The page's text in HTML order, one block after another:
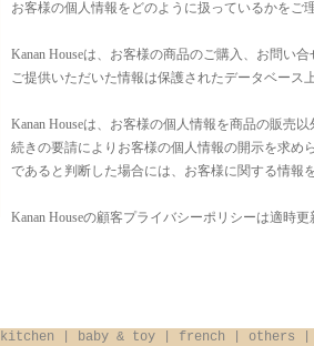
お客様の個人情報をどのように扱っているかをご
Kanan Houseは、お客様の商品のご購入、お問い
ご提供いただいた情報は保護されたデータベース
Kanan Houseは、お客様の個人情報を商品の販売
続きの要請によりお客様の個人情報の開示を求め
であると判断した場合には、お客様に関する情報
Kanan Houseの顧客プライバシーポリシーは適時
kitchen baby & toy| french others